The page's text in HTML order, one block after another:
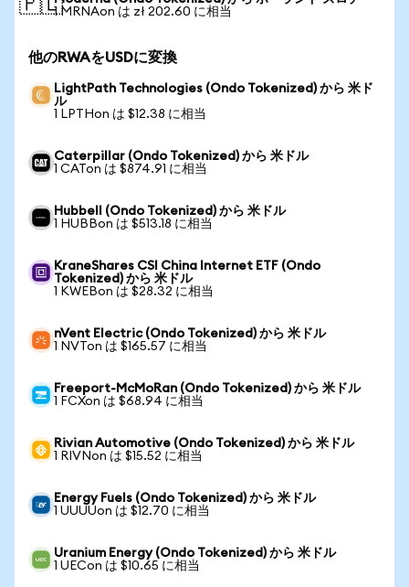
🇵🇱1 MRNAon は zł 202.60 に相当
他のRWAをUSDに変換
LightPath Technologies (Ondo Tokenized) から 米ド
ル
1 LPTHon は $12.38 に相当
Caterpillar (Ondo Tokenized) から 米ドル
1 CATon は $874.91 に相当
Hubbell (Ondo Tokenized) から 米ドル
1 HUBBon は $513.18 に相当
KraneShares CSI China Internet ETF (Ondo
Tokenized) から 米ドル
1 KWEBon は $28.32 に相当
nVent Electric (Ondo Tokenized) から 米ドル
1 NVTon は $165.57 に相当
Freeport-McMoRan (Ondo Tokenized) から 米ドル
1 FCXon は $68.94 に相当
Rivian Automotive (Ondo Tokenized) から 米ドル
1 RIVNon は $15.52 に相当
Energy Fuels (Ondo Tokenized) から 米ドル
1 UUUUon は $12.70 に相当
Uranium Energy (Ondo Tokenized) から 米ドル
1 UECon は $10.65 に相当